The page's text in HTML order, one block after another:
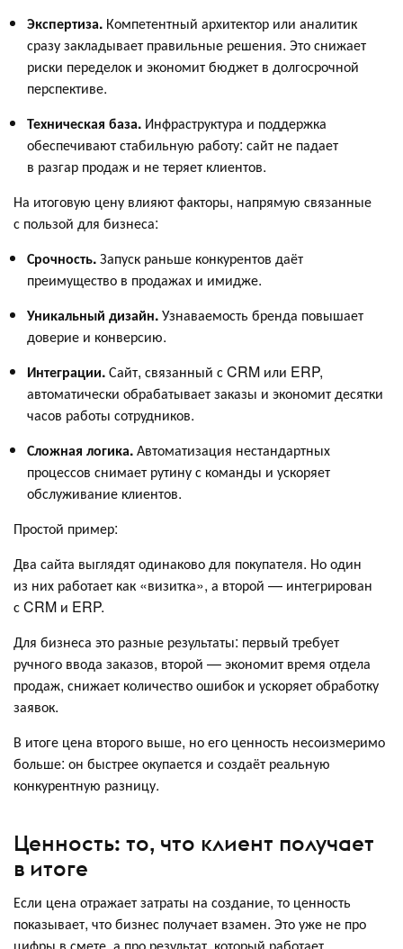
Экспертиза. Компетентный архитектор или аналитик
сразу закладывает правильные решения. Это снижает
риски переделок и экономит бюджет в долгосрочной
перспективе.
Техническая база. Инфраструктура и поддержка
обеспечивают стабильную работу: сайт не падает
в разгар продаж и не теряет клиентов.
На итоговую цену влияют факторы, напрямую связанные
с пользой для бизнеса:
Срочность.Запуск раньше конкурентов даёт
преимущество в продажах и имидже.
Уникальный дизайн.Узнаваемость бренда повышает
доверие и конверсию.
Интеграции.Сайт, связанный с CRM или ERP,
автоматически обрабатывает заказы и экономит десятки
часов работы сотрудников.
Сложная логика.Автоматизация нестандартных
процессов снимает рутину с команды и ускоряет
обслуживание клиентов.
Простой пример:
Два сайта выглядят одинаково для покупателя. Но один
из них работает как «визитка», а второй — интегрирован
с CRM и ERP.
Для бизнеса это разные результаты: первый требует
ручного ввода заказов, второй — экономит время отдела
продаж, снижает количество ошибок и ускоряет обработку
заявок.
В итоге цена второго выше, но его ценность несоизмеримо
больше: он быстрее окупается и создаёт реальную
конкурентную разницу.
Ценность: то, что клиент получает
в итоге
Если цена отражает затраты на создание, то ценность
показывает, что бизнес получает взамен. Это уже не про
цифры в смете, а про результат, который работает